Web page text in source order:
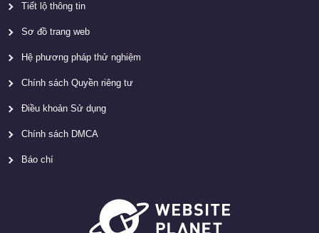
Tiết lộ thông tin
Sơ đồ trang web
Hệ phương pháp thử nghiệm
Chính sách Quyền riêng tư
Điều khoản Sử dụng
Chính sách DMCA
Báo chí